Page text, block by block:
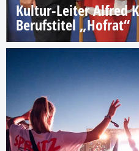
Kultur-Leiter Alfred
Berufstitel „Hofrat“